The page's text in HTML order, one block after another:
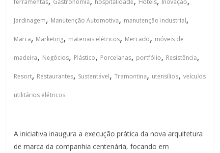
ferramentas Gastronomia hospitalidade Hotéis Inovação
Jardinagem, Manutenção Automotiva, manutenção industrial,
Marca, Marketing, materiais elétricos, Mercado, móveis de
madeira, Negócios, Plástico, Porcelanas, portfólio, Resistência,
Resort, Restaurantes, Sustentável,Tramontina, utensílios,veículos
utilitários elétricos
A iniciativa inaugura a execução prática da nova arquitetura
de marca da companhia centenária, focando em